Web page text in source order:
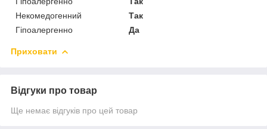
Некомедогенний
Так
Гіпоалергенно
Да
Приховати
Відгуки про товар
Ще немає відгуків про цей товар